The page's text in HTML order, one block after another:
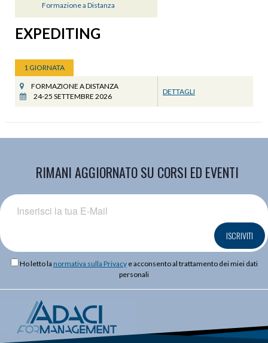
Formazione a Distanza
EXPEDITING
1 GIORNATA
FORMAZIONE A DISTANZA
24-25 SETTEMBRE 2026
DETTAGLI
RIMANI AGGIORNATO SU CORSI ED EVENTI
ISCRIVITI
Ho letto la normativa sulla Privacye acconsento al trattamento dei miei dati
personali